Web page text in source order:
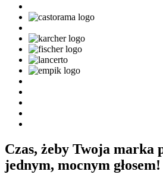
Czas, żeby Twoja marka
jednym, mocnym głosem!